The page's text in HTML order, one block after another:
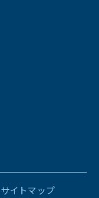
サイトマップ